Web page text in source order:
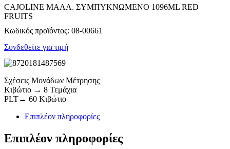
CAJOLINE ΜΑΛΛ. ΣΥΜΠΥΚΝΩΜΕΝΟ 1096ML RED
FRUITS
Κωδικός προϊόντος: 08-00661
Συνδεθείτε για τιμή
Σχέσεις Μονάδων Μέτρησης
Κιβώτιο → 8 Τεμάχια
PLT→ 60 Κιβώτιο
Επιπλέον πληροφορίες
Επιπλέον πληροφορίες